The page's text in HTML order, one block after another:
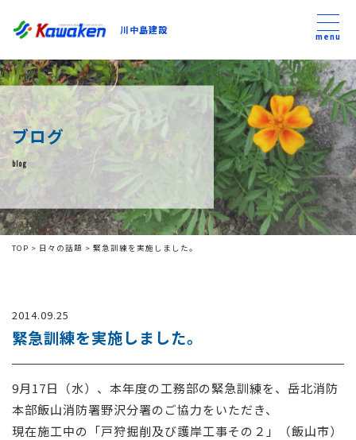
川中島建設
川中島建設
トップ
トピックス
事業内容
私たちについて
コンテンツ
採用情報
お問い合わせ
menu
ブログ
blog
TOP > 日々の話題 > 緊急訓練を実施しました。
2014.09.25
緊急訓練を実施しました。
9月17日（水）、本年度の工務部の緊急訓練を、岳北消防
本部飯山消防署野沢分署のご協力をいただき、
現在施工中の「戸狩掘削及び護岸工事その２」（飯山市）